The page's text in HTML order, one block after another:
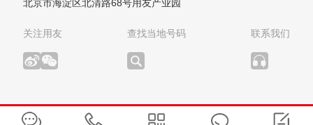
北京市海淀区北清路68号用友产业园
关注用友 查找当地号码 联系我们
版权所有：用友网络科技股份有限公司